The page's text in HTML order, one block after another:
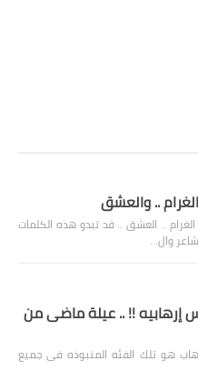
.. والعشق
.. العشق .. قد تبدو هذه الكلمات
وال…
!! .. عيلة ماضى من
هو تلك الفئه المنبوذه فى جميع